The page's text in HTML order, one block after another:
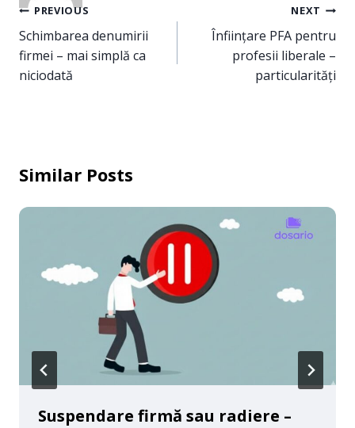
Navigare
în
articole
PREVIOUS
Schimbarea denumirii
firmei – mai simplă ca
niciodată
NEXT
Înființare PFA pentru
profesii liberale –
particularități
Similar Posts
Suspendare firmă sau radiere –